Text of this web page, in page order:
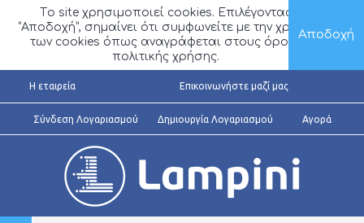
Τo site χρησιμοποιεί cookies. Επιλέγοντας
“Αποδοχή”, σημαίνει ότι συμφωνείτε με την χρήση
των cookies όπως αναγράφεται στους όρους
πολιτικής χρήσης.
Αποδοχή
H εταιρεία Επικοινωνήστε μαζί μας
Σύνδεση Λογαριασμού Δημιουργία Λογαριασμού Αγορά